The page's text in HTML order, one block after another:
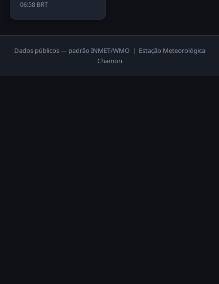
06:58 BRT
Dados públicos — padrão INMET/WMO | Estação Meteorológica
Chamon